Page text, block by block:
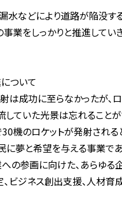
により道路が陥没する
をしっかりと推進していき
ついて
功に至らなかったが、ロ
た光景は忘れることがで
ロケットが発射されると
と希望を与える事業であ
画に向けた、あらゆる企
ネス創出支援、人材育成